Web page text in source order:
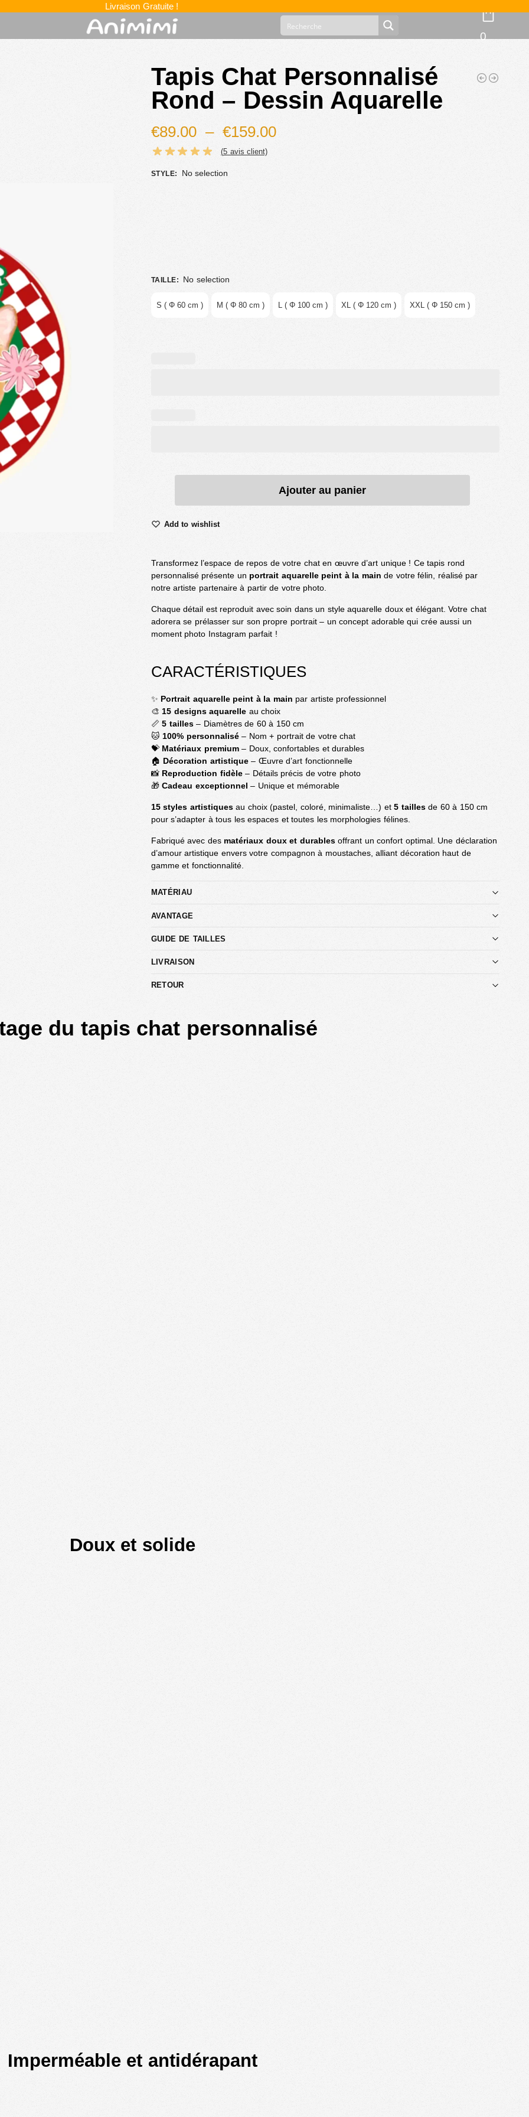
Livraison Gratuite !
0
Tapis Chat Personnalisé
Rond – Dessin Aquarelle
€89.00 – €159.00
(5 avis client)
STYLE: No selection
TAILLE: No selection
S ( Φ 60 cm ) M ( Φ 80 cm ) L ( Φ 100 cm ) XL ( Φ 120 cm ) XXL ( Φ 150 cm )
Ajouter au panier
Add to wishlist
Transformez l’espace de repos de votre chat en œuvre d’art unique ! Ce tapis rond
personnalisé présente un portrait aquarelle peint à la main de votre félin, réalisé par
notre artiste partenaire à partir de votre photo.
Chaque détail est reproduit avec soin dans un style aquarelle doux et élégant. Votre chat
adorera se prélasser sur son propre portrait – un concept adorable qui crée aussi un
moment photo Instagram parfait !
CARACTÉRISTIQUES
✨ Portrait aquarelle peint à la main par artiste professionnel
🎨 15 designs aquarelle au choix
📏5 tailles– Diamètres de 60 à 150 cm
🐱 100% personnalisé– Nom + portrait de votre chat
💝Matériaux premium– Doux, confortables et durables
🏠 Décoration artistique– Œuvre d’art fonctionnelle
📸 Reproduction fidèle– Détails précis de votre photo
🎁Cadeau exceptionnel – Unique et mémorable
15 styles artistiquesau choix (pastel, coloré, minimaliste…) et5 taillesde 60 à 150 cm
pour s’adapter à tous les espaces et toutes les morphologies félines.
Fabriqué avec des matériaux doux et durablesoffrant un confort optimal. Une déclaration
d’amour artistique envers votre compagnon à moustaches, alliant décoration haut de
gamme et fonctionnalité.
MATÉRIAU
AVANTAGE
GUIDE DE TAILLES
LIVRAISON
RETOUR
du tapis chat personnalisé
Doux et solide
Imperméable et antidérapant